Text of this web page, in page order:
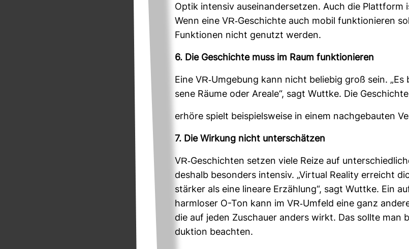
Optik intensiv aus­ein­an­der­setzen. Auch die Platt­form
Wenn eine VR-​Geschichte auch mobil funk­tio­nieren
Funk­tionen nicht genutzt werden.
6. Die Geschichte muss im Raum funk­tio­nieren
Eine VR-​Umge­bung kann nicht beliebig groß sein.
sene Räume oder Areale“, sagt Wuttke. Die
erhöre spielt bei­spiels­weise in einem nach­ge­bauten
7. Die Wir­kung nicht unter­schätzen
VR-​Geschichten setzen viele Reize auf
des­halb beson­ders intensiv. „Vir­tual Rea­lity erreicht
stärker als eine lineare Erzäh­lung“, sagt Wuttke. Ein
harm­loser O-Ton kann im VR-​Umfeld eine ganz
die auf jeden Zuschauer anders wirkt. Das sollte man
duk­tion beachten.